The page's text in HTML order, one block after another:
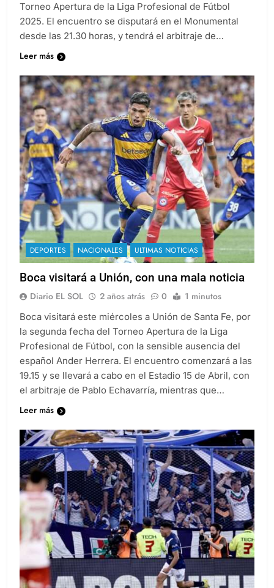
Torneo Apertura de la Liga Profesional de Fútbol
2025. El encuentro se disputará en el Monumental
desde las 21.30 horas, y tendrá el arbitraje de…
Leer más
DEPORTES NACIONALES ULTIMAS NOTICIAS
Boca visitará a Unión, con una mala noticia
Diario EL SOL 2 años atrás 0 1 minutos
Boca visitará este miércoles a Unión de Santa Fe, por
la segunda fecha del Torneo Apertura de la Liga
Profesional de Fútbol, con la sensible ausencia del
español Ander Herrera. El encuentro comenzará a las
19.15 y se llevará a cabo en el Estadio 15 de Abril, con
el arbitraje de Pablo Echavarría, mientras que…
Leer más